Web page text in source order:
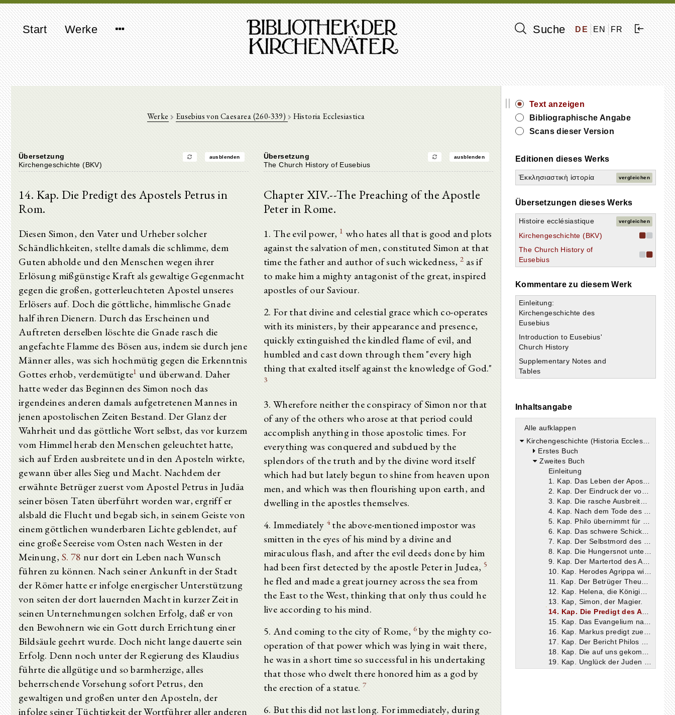
Start Werke Suche DE EN FR
Werke Eusebius von Caesarea (260-339) Historia Ecclesiastica
Übersetzung ausblenden
Kirchengeschichte (BKV)
14. Kap. Die Predigt des Apostels Petrus in
Rom.
Diesen Simon, den Vater und Urheber solcher
Schändlichkeiten, stellte damals die schlimme, dem
Guten abholde und den Menschen wegen ihrer
Erlösung mißgünstige Kraft als gewaltige Gegenmacht
gegen die großen, gotterleuchteten Apostel unseres
Erlösers auf. Doch die göttliche, himmlische Gnade
half ihren Dienern. Durch das Erscheinen und
Auftreten derselben löschte die Gnade rasch die
angefachte Flamme des Bösen aus, indem sie durch jene
Männer alles, was sich hochmütig gegen die Erkenntnis
Gottes erhob, verdemütigte1 und überwand. Daher
hatte weder das Beginnen des Simon noch das
irgendeines anderen damals aufgetretenen Mannes in
jenen apostolischen Zeiten Bestand. Der Glanz der
Wahrheit und das göttliche Wort selbst, das vor kurzem
vom Himmel herab den Menschen geleuchtet hatte,
sich auf Erden ausbreitete und in den Aposteln wirkte,
gewann über alles Sieg und Macht. Nachdem der
erwähnte Betrüger zuerst vom Apostel Petrus in Judäa
seiner bösen Taten überführt worden war, ergriff er
alsbald die Flucht und begab sich, in seinem Geiste von
einem göttlichen wunderbaren Lichte geblendet, auf
eine große Seereise vom Osten nach Westen in der
Meinung, S. 78 nur dort ein Leben nach Wunsch
führen zu können. Nach seiner Ankunft in der Stadt
der Römer hatte er infolge energischer Unterstützung
von seiten der dort lauernden Macht in kurzer Zeit in
seinen Unternehmungen solchen Erfolg, daß er von
den Bewohnern wie ein Gott durch Errichtung einer
Bildsäule geehrt wurde. Doch nicht lange dauerte sein
Erfolg. Denn noch unter der Regierung des Klaudius
führte die allgütige und so barmherzige, alles
beherrschende Vorsehung sofort Petrus, den
gewaltigen und großen unter den Aposteln, der
infolge seiner Tüchtigkeit der Wortführer aller anderen
Übersetzung ausblenden
The Church History of Eusebius
Chapter XIV.--The Preaching of the Apostle
Peter in Rome.
1. The evil power, 1 who hates all that is good and plots
against the salvation of men, constituted Simon at that
time the father and author of such wickedness,2 as if
to make him a mighty antagonist of the great, inspired
apostles of our Saviour.
2. For that divine and celestial grace which co-operates
with its ministers, by their appearance and presence,
quickly extinguished the kindled flame of evil, and
humbled and cast down through them "every high
thing that exalted itself against the knowledge of God."
3
3. Wherefore neither the conspiracy of Simon nor that
of any of the others who arose at that period could
accomplish anything in those apostolic times. For
everything was conquered and subdued by the
splendors of the truth and by the divine word itself
which had but lately begun to shine from heaven upon
men, and which was then flourishing upon earth, and
dwelling in the apostles themselves.
4. Immediately 4the above-mentioned impostor was
smitten in the eyes of his mind by a divine and
miraculous flash, and after the evil deeds done by him
had been first detected by the apostle Peter in Judea, 5
he fled and made a great journey across the sea from
the East to the West, thinking that only thus could he
live according to his mind.
5. And coming to the city of Rome, 6by the mighty co-
operation of that power which was lying in wait there,
he was in a short time so successful in his undertaking
that those who dwelt there honored him as a god by
the erection of a statue. 7
6. But this did not last long. For immediately, during
||
Text anzeigen
Bibliographische Angabe
Scans dieser Version
Editionen dieses Werks
Ἐκκλησιαστικὴ ἱστορία vergleichen
Übersetzungen dieses Werks
Histoire ecclésiastique vergleichen
Kirchengeschichte (BKV)
The Church History of
Eusebius
Kommentare zu diesem Werk
Einleitung:
Kirchengeschichte des
Eusebius
Introduction to Eusebius'
Church History
Supplementary Notes and
Tables
Inhaltsangabe
Alle aufklappen
Kirchengeschichte (Historia Ecclesiastica)
Erstes Buch
Zweites Buch
Einleitung
13. Kap, Simon, der Magier.